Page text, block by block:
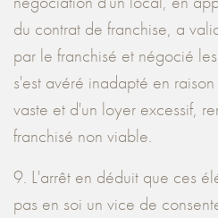
du contrat de franchise, a
par le franchisé et négocié
s'est avéré inadapté en
vaste et d'un loyer excessif,
franchisé non viable.
9. L'arrêt en déduit que ces
pas en soi un vice de